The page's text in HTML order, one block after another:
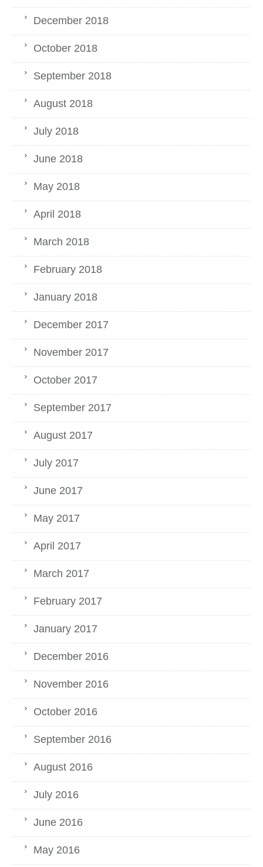
December 2018
October 2018
September 2018
August 2018
July 2018
June 2018
May 2018
April 2018
March 2018
February 2018
January 2018
December 2017
November 2017
October 2017
September 2017
August 2017
July 2017
June 2017
May 2017
April 2017
March 2017
February 2017
January 2017
December 2016
November 2016
October 2016
September 2016
August 2016
July 2016
June 2016
May 2016